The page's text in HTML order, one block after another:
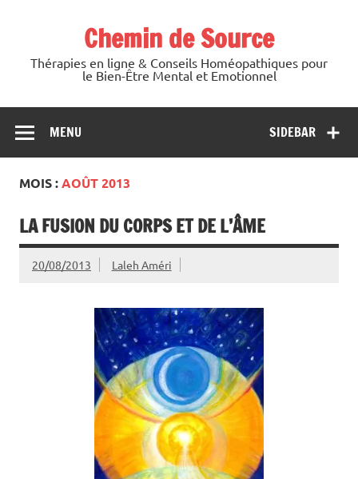
Chemin de Source
Thérapies en ligne & Conseils Homéopathiques pour
le Bien-Être Mental et Emotionnel
SIDEBAR
MENU
MOIS :AOÛT 2013
LA FUSION DU CORPS ET DE L’ÂME
20/08/2013 Laleh Améri